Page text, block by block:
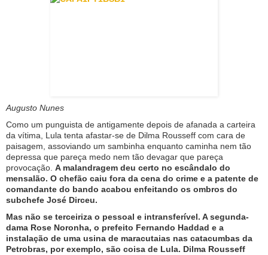
Augusto Nunes
Como um punguista de antigamente depois de afanada a carteira
da vítima, Lula tenta afastar-se de Dilma Rousseff com cara de
paisagem, assoviando um sambinha enquanto caminha nem tão
depressa que pareça medo nem tão devagar que pareça
provocação. A malandragem deu certo no escândalo do
mensalão. O chefão caiu fora da cena do crime e a patente de
comandante do bando acabou enfeitando os ombros do
subchefe José Dirceu.
Mas não se terceiriza o pessoal e intransferível. A segunda-
dama Rose Noronha, o prefeito Fernando Haddad e a
instalação de uma usina de maracutaias nas catacumbas da
Petrobras, por exemplo, são coisa de Lula. Dilma Rousseff